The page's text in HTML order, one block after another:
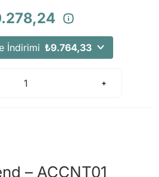
İndirimi ₺9.764,33
– ACCNT01